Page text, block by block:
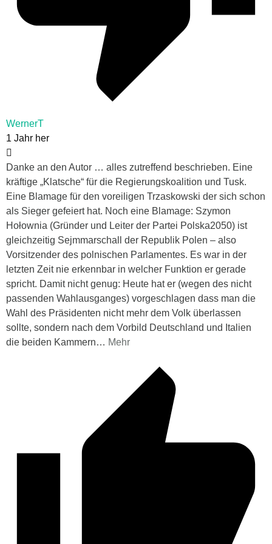
WernerT
1 Jahr her
Danke an den Autor … alles zutreffend beschrieben. Eine
kräftige „Klatsche“ für die Regierungskoalition und Tusk.
Eine Blamage für den voreiligen Trzaskowski der sich schon
als Sieger gefeiert hat. Noch eine Blamage: Szymon
Hołownia (Gründer und Leiter der Partei Polska2050) ist
gleichzeitig Sejmmarschall der Republik Polen – also
Vorsitzender des polnischen Parlamentes. Es war in der
letzten Zeit nie erkennbar in welcher Funktion er gerade
spricht. Damit nicht genug: Heute hat er (wegen des nicht
passenden Wahlausganges) vorgeschlagen dass man die
Wahl des Präsidenten nicht mehr dem Volk überlassen
sollte, sondern nach dem Vorbild Deutschland und Italien
die beiden Kammern… Mehr